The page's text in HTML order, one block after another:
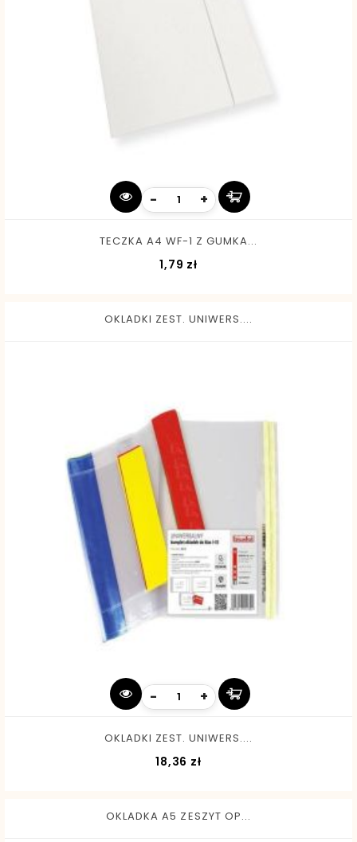
- +
TECZKA A4 WF-1 Z GUMKA...
1,79 zł
OKLADKI ZEST. UNIWERS....
- +
OKLADKI ZEST. UNIWERS....
18,36 zł
OKLADKA A5 ZESZYT OP...